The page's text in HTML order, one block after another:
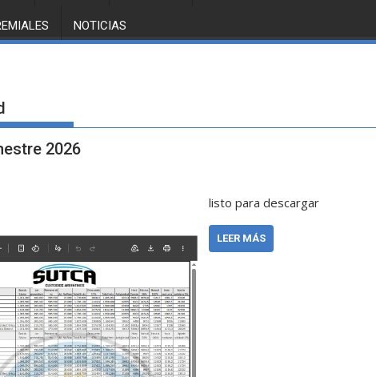
NOTICIAS
2026
listo para descargar
LEER MÁS